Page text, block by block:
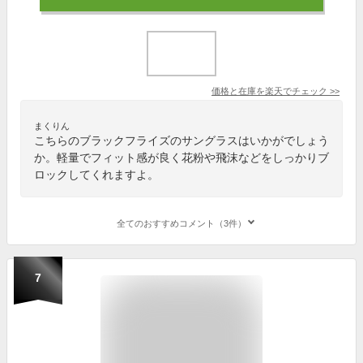
価格と在庫を楽天でチェック >>
まくりん
こちらのブラックフライズのサングラスはいかがでしょう
か。軽量でフィット感が良く花粉や飛沫などをしっかりブ
ロックしてくれますよ。
全てのおすすめコメント（3件）
7